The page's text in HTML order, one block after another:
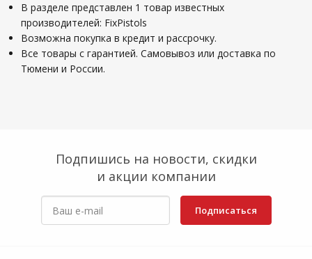
В разделе представлен 1 товар известных
производителей: FixPistols
Возможна покупка в кредит и рассрочку.
Все товары с гарантией. Самовывоз или доставка по
Тюмени и России.
Подпишись на новости, скидки
и акции компании
Подписаться